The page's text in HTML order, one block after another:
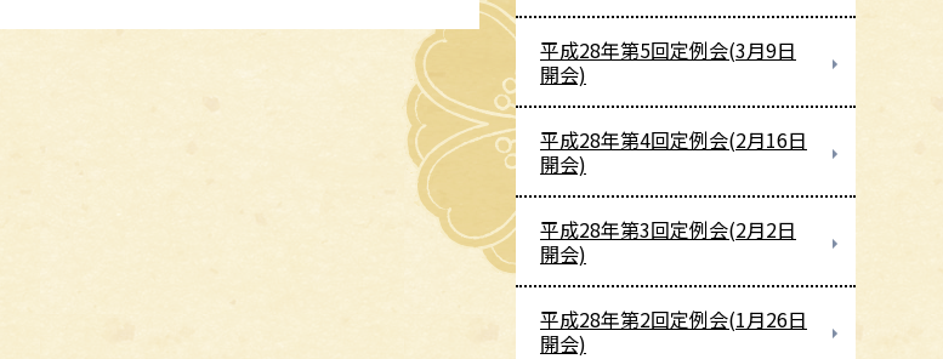
平成28年第5回定例会(3月9日
開会)
平成28年第4回定例会(2月16日
開会)
平成28年第3回定例会(2月2日
開会)
平成28年第2回定例会(1月26日
開会)